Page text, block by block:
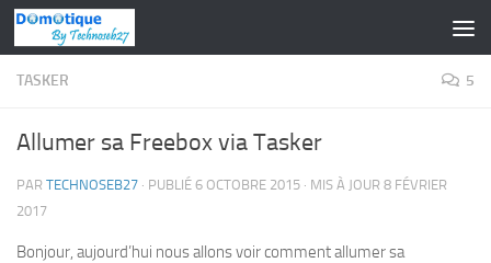
Skip to content
TASKER 5
Allumer sa Freebox via Tasker
PAR TECHNOSEB27 · PUBLIÉ 6 OCTOBRE 2015 · MIS À JOUR 8 FÉVRIER
2017
Bonjour, aujourd’hui nous allons voir comment allumer sa